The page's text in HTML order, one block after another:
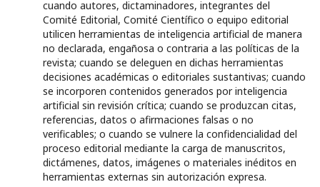
cuando autores, dictaminadores, integrantes del
Comité Editorial, Comité Científico o equipo editorial
utilicen herramientas de inteligencia artificial de manera
no declarada, engañosa o contraria a las políticas de la
revista; cuando se deleguen en dichas herramientas
decisiones académicas o editoriales sustantivas; cuando
se incorporen contenidos generados por inteligencia
artificial sin revisión crítica; cuando se produzcan citas,
referencias, datos o afirmaciones falsas o no
verificables; o cuando se vulnere la confidencialidad del
proceso editorial mediante la carga de manuscritos,
dictámenes, datos, imágenes o materiales inéditos en
herramientas externas sin autorización expresa.